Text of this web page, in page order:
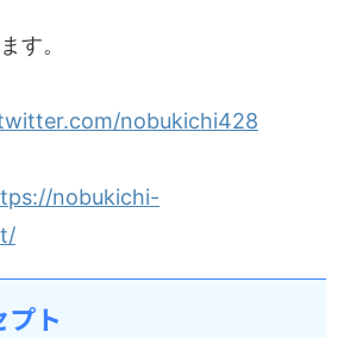
す。
nobukichi428
nobukichi-
ト